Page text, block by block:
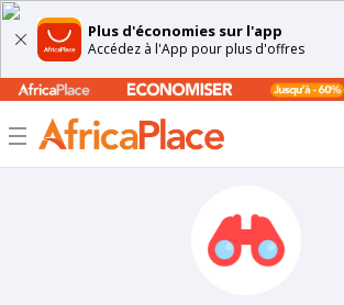
Plus d'économies sur l'app
Accédez à l'App pour plus d'offres